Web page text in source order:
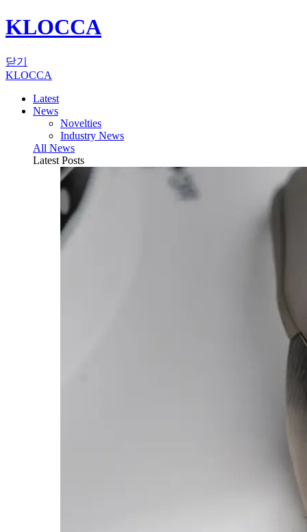
KLOCCA
닫기
KLOCCA
Latest
News
Novelties
Industry News
All News
Latest Posts